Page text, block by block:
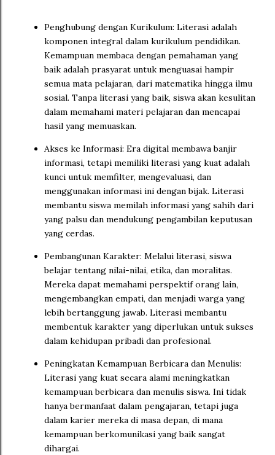
Penghubung dengan Kurikulum: Literasi adalah
komponen integral dalam kurikulum pendidikan.
Kemampuan membaca dengan pemahaman yang
baik adalah prasyarat untuk menguasai hampir
semua mata pelajaran, dari matematika hingga ilmu
sosial. Tanpa literasi yang baik, siswa akan kesulitan
dalam memahami materi pelajaran dan mencapai
hasil yang memuaskan.
Akses ke Informasi: Era digital membawa banjir
informasi, tetapi memiliki literasi yang kuat adalah
kunci untuk memfilter, mengevaluasi, dan
menggunakan informasi ini dengan bijak. Literasi
membantu siswa memilah informasi yang sahih dari
yang palsu dan mendukung pengambilan keputusan
yang cerdas.
Pembangunan Karakter: Melalui literasi, siswa
belajar tentang nilai-nilai, etika, dan moralitas.
Mereka dapat memahami perspektif orang lain,
mengembangkan empati, dan menjadi warga yang
lebih bertanggung jawab. Literasi membantu
membentuk karakter yang diperlukan untuk sukses
dalam kehidupan pribadi dan profesional.
Peningkatan Kemampuan Berbicara dan Menulis:
Literasi yang kuat secara alami meningkatkan
kemampuan berbicara dan menulis siswa. Ini tidak
hanya bermanfaat dalam pengajaran, tetapi juga
dalam karier mereka di masa depan, di mana
kemampuan berkomunikasi yang baik sangat
dihargai.